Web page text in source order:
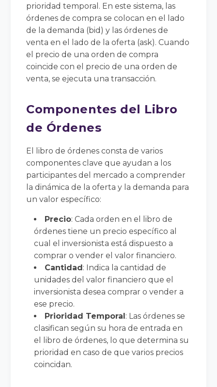
prioridad temporal. En este sistema, las
órdenes de compra se colocan en el lado
de la demanda (bid) y las órdenes de
venta en el lado de la oferta (ask). Cuando
el precio de una orden de compra
coincide con el precio de una orden de
venta, se ejecuta una transacción.
Componentes del Libro
de Órdenes
El libro de órdenes consta de varios
componentes clave que ayudan a los
participantes del mercado a comprender
la dinámica de la oferta y la demanda para
un valor específico:
Precio: Cada orden en el libro de
órdenes tiene un precio específico al
cual el inversionista está dispuesto a
comprar o vender el valor financiero.
Cantidad: Indica la cantidad de
unidades del valor financiero que el
inversionista desea comprar o vender a
ese precio.
Prioridad Temporal: Las órdenes se
clasifican según su hora de entrada en
el libro de órdenes, lo que determina su
prioridad en caso de que varios precios
coincidan.